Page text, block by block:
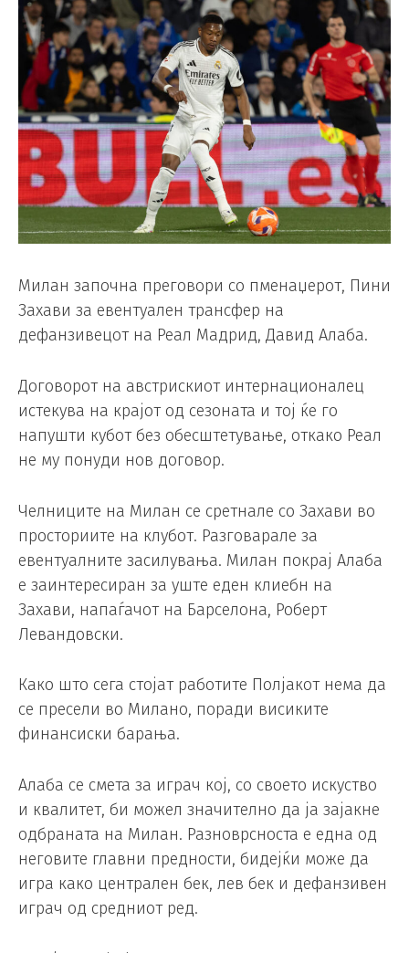
Милан започна преговори со пменаџерот, Пини
Захави за евентуален трансфер на
дефанзивецот на Реал Мадрид, Давид Алаба.
Договорот на австрискиот интернационалец
истекува на крајот од сезоната и тој ќе го
напушти кубот без обесштетување, откако Реал
не му понуди нов договор.
Челниците на Милан се сретнале со Захави во
просториите на клубот. Разговарале за
евентуалните засилувања. Милан покрај Алаба
е заинтересиран за уште еден клиебн на
Захави, напаѓачот на Барселона, Роберт
Левандовски.
Како што сега стојат работите Полјакот нема да
се пресели во Милано, поради висиките
финансиски барања.
Алаба се смета за играч кој, со своето искуство
и квалитет, би можел значително да ја зајакне
одбраната на Милан. Разноврсноста е една од
неговите главни предности, бидејќи може да
игра како централен бек, лев бек и дефанзивен
играч од средниот ред.